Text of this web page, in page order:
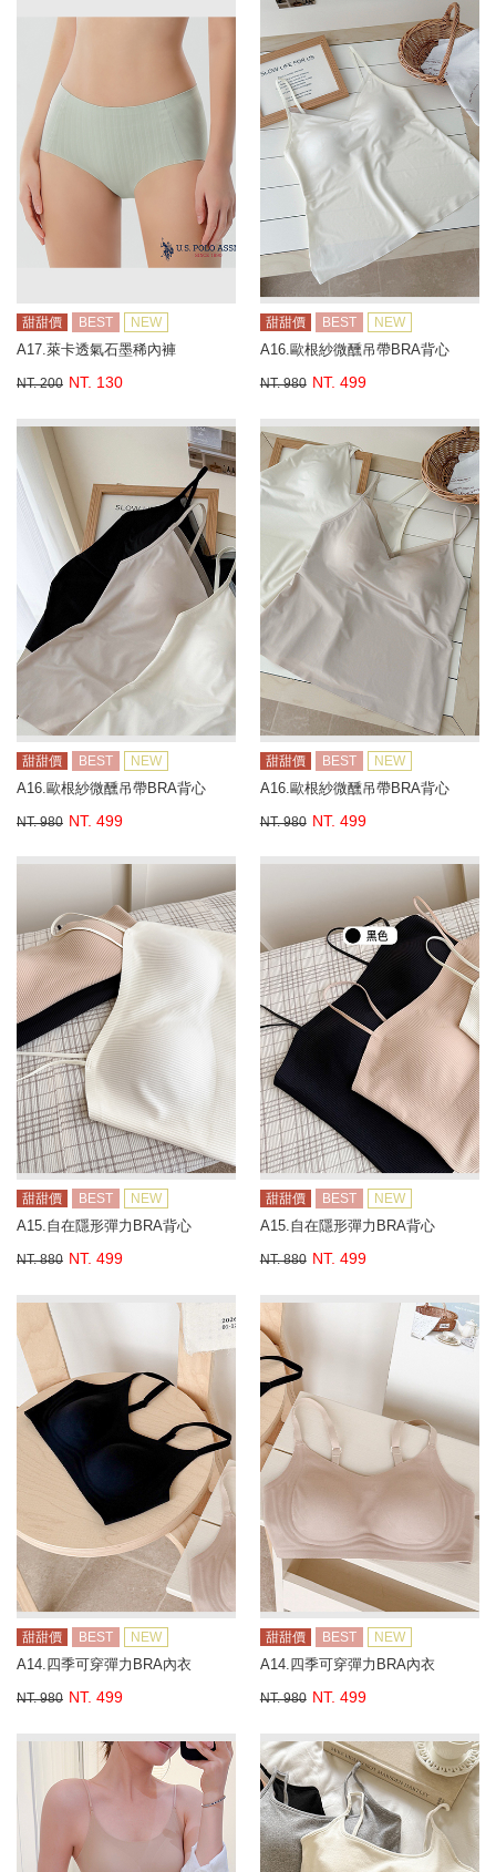
甜甜價 BEST NEW
A17.萊卡透氣石墨稀內褲
NT. 200 NT. 130
甜甜價 BEST NEW
A16.歐根紗微醺吊帶BRA背心
NT. 980 NT. 499
甜甜價 BEST NEW
A16.歐根紗微醺吊帶BRA背心
NT. 980 NT. 499
甜甜價 BEST NEW
A16.歐根紗微醺吊帶BRA背心
NT. 980 NT. 499
甜甜價 BEST NEW
A15.自在隱形彈力BRA背心
NT. 880 NT. 499
甜甜價 BEST NEW
A15.自在隱形彈力BRA背心
NT. 880 NT. 499
甜甜價 BEST NEW
A14.四季可穿彈力BRA內衣
NT. 980 NT. 499
甜甜價 BEST NEW
A14.四季可穿彈力BRA內衣
NT. 980 NT. 499